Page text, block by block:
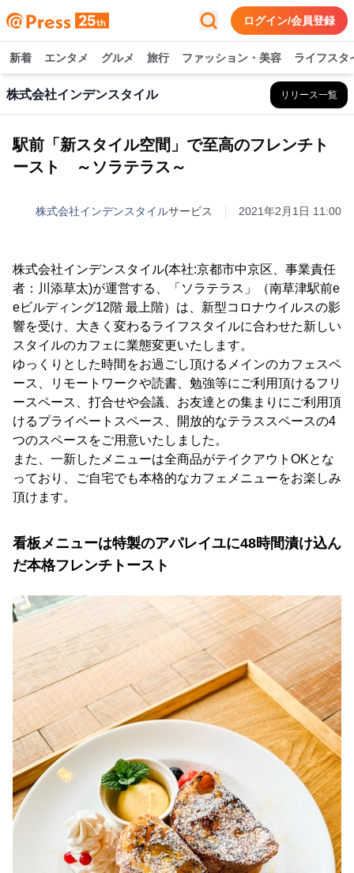
ログイン/会員登録
新着 エンタメ グルメ 旅行 ファッション・美容 ライフスタ
株式会社インデンスタイル リリース一覧
駅前「新スタイル空間」で至高のフレンチト
ースト ～ソラテラス～
株式会社インデンスタイルサービス 2021年2月1日 11:00
株式会社インデンスタイル(本社:京都市中京区、事業責任
者：川添草太)が運営する、「ソラテラス」（南草津駅前e
eビルディング12階 最上階）は、新型コロナウイルスの影
響を受け、大きく変わるライフスタイルに合わせた新しい
スタイルのカフェに業態変更いたします。
ゆっくりとした時間をお過ごし頂けるメインのカフェスペ
ース、リモートワークや読書、勉強等にご利用頂けるフリ
ースペース、打合せや会議、お友達との集まりにご利用頂
けるプライベートスペース、開放的なテラススペースの4
つのスペースをご用意いたしました。
また、一新したメニューは全商品がテイクアウトOKとな
っており、ご自宅でも本格的なカフェメニューをお楽しみ
頂けます。
看板メニューは特製のアパレイユに48時間漬け込ん
だ本格フレンチトースト